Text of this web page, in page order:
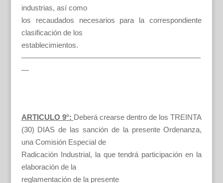
industrias, así como
los recaudados necesarios para la correspondiente
clasificación de los
establecimientos.
————————————————————————
—
ARTICULO 9°: Deberá crearse dentro de los TREINTA
(30) DIAS de las sanción de la presente Ordenanza,
una Comisión Especial de
Radicación Industrial, la que tendrá participación en la
elaboración de la
reglamentación de la presente